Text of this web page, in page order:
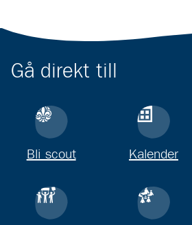
Gå direkt till
Bli scout Kalender